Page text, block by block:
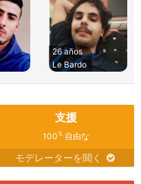
26 años
Le Bardo
支援
100%自由な
モデレーターを聞く